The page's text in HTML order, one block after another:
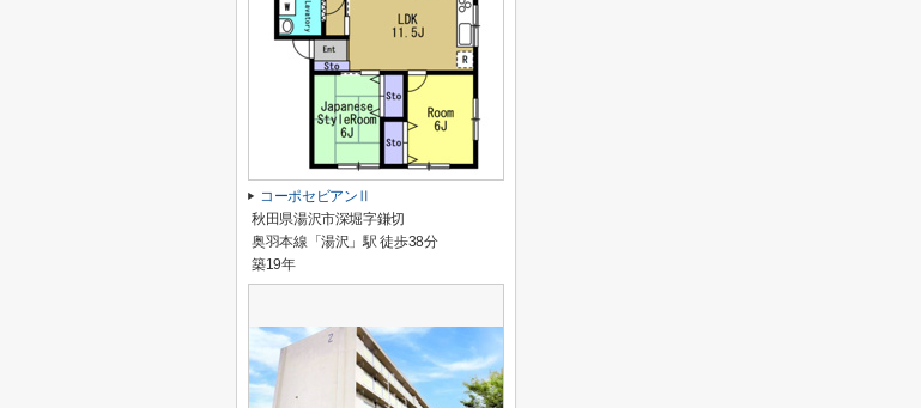
コーポセビアンⅡ
秋田県湯沢市深堀字鎌切
奥羽本線「湯沢」駅 徒歩38分
築19年